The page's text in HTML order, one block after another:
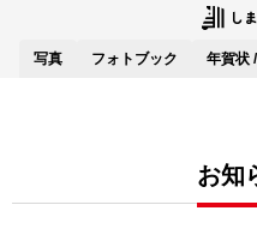
写真 フォトブック 年賀状
お知